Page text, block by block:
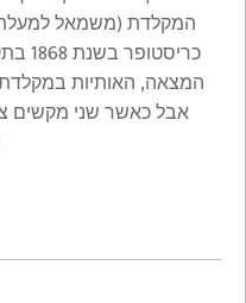
המקלדת (משמאל
המצאה, האותיות
אבל כאשר שני מקשים